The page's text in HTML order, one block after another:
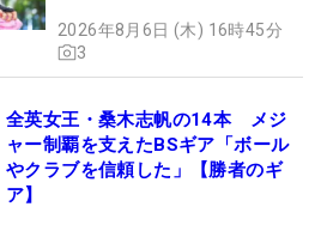
2026年8月6日 (木) 16時45分
3
全英女王・桑木志帆の14本 メジ
ャー制覇を支えたBSギア「ボール
やクラブを信頼した」【勝者のギ
ア】